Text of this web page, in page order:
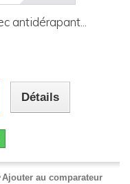
antidérapant...
Détails
Ajouter au comparateur